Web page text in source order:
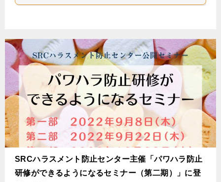
SRCハラスメント防止センター主催「パワハラ防止
研修ができるようになるセミナー（第二期）」に登